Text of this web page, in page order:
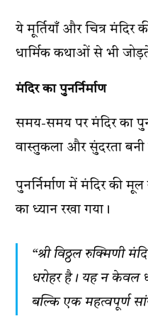
ये मूर्तियाँ और चित्र मंदिर
धार्मिक कथाओं से भी
मंदिर का पुनर्निर्माण
समय-समय पर मंदिर का
वास्तुकला और सुंदरता बनी
पुनर्निर्माण में मंदिर की
का ध्यान रखा गया।
“श्री विठ्ठल रुक्मिणी
धरोहर है। यह न केवल
बल्कि एक महत्वपूर्ण